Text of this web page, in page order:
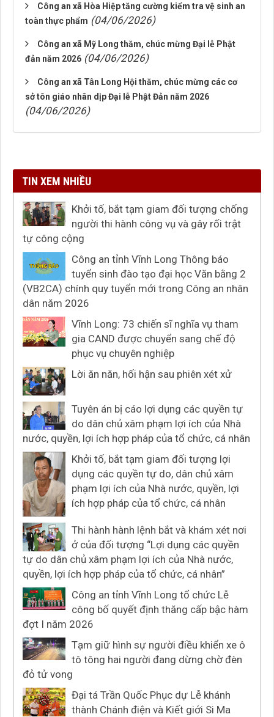
Công an xã Hòa Hiệp tăng cường kiểm tra vệ sinh an
toàn thực phẩm (04/06/2026)
Công an xã Mỹ Long thăm, chúc mừng Đại lễ Phật
đản năm 2026 (04/06/2026)
Công an xã Tân Long Hội thăm, chúc mừng các cơ
sở tôn giáo nhân dịp Đại lễ Phật Đản năm 2026
(04/06/2026)
TIN XEM NHIỀU
Khởi tố, bắt tạm giam đối tượng chống
người thi hành công vụ và gây rối trật
tự công cộng
Công an tỉnh Vĩnh Long Thông báo
tuyển sinh đào tạo đại học Văn bằng 2
(VB2CA) chính quy tuyển mới trong Công an nhân
dân năm 2026
Vĩnh Long: 73 chiến sĩ nghĩa vụ tham
gia CAND được chuyển sang chế độ
phục vụ chuyên nghiệp
Lời ăn năn, hối hận sau phiên xét xử
Tuyên án bị cáo lợi dụng các quyền tự
do dân chủ xâm phạm lợi ích của Nhà
nước, quyền, lợi ích hợp pháp của tổ chức, cá nhân
Khởi tố, bắt tạm giam đối tượng lợi
dụng các quyền tự do, dân chủ xâm
phạm lợi ích của Nhà nước, quyền, lợi
ích hợp pháp của tổ chức, cá nhân
Thi hành hành lệnh bắt và khám xét nơi
ở của đối tượng “Lợi dụng các quyền
tự do dân chủ xâm phạm lợi ích của Nhà nước,
quyền, lợi ích hợp pháp của tổ chức, cá nhân”
Công an tỉnh Vĩnh Long tổ chức Lễ
công bố quyết định thăng cấp bậc hàm
đợt I năm 2026
Tạm giữ hình sự người điều khiển xe ô
tô tông hai người đang dừng chờ đèn
đỏ tử vong
Đại tá Trần Quốc Phục dự Lễ khánh
thành Chánh điện và Kiết giới Si Ma